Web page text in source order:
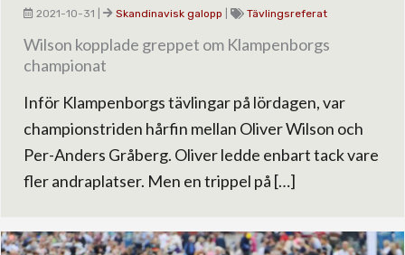
2021-10-31 Skandinavisk galopp Tävlingsreferat
Wilson kopplade greppet om Klampenborgs
championat
Inför Klampenborgs tävlingar på lördagen, var
championstriden hårfin mellan Oliver Wilson och
Per-Anders Gråberg. Oliver ledde enbart tack vare
fler andraplatser. Men en trippel på […]